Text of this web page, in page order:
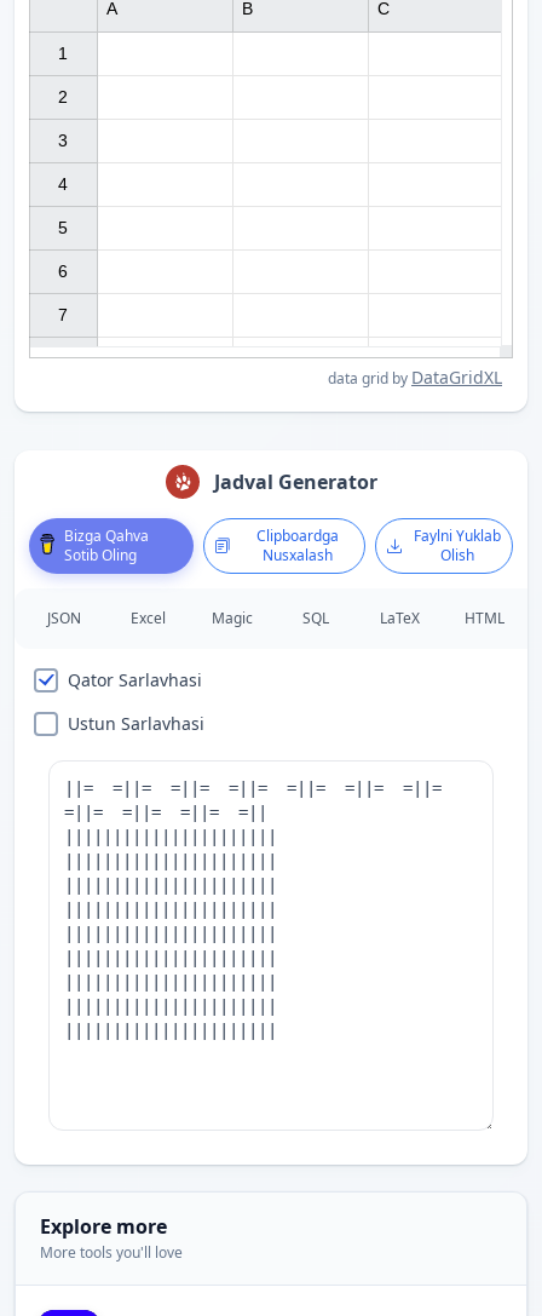
1
2
3
4
5
6
7
A B C
data grid by DataGridXL
Jadval Generator
Bizga Qahva
Sotib Oling
Clipboardga
Nusxalash
Faylni Yuklab
Olish
JSON Excel Magic SQL LaTeX HTML
Qator Sarlavhasi
Ustun Sarlavhasi
Explore more
More tools you'll love